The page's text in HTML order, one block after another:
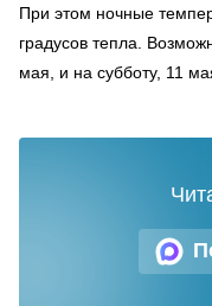
При этом ночные
градусов тепла.
мая, и на субботу, 11